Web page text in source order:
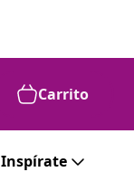
Carrito
Inspírate